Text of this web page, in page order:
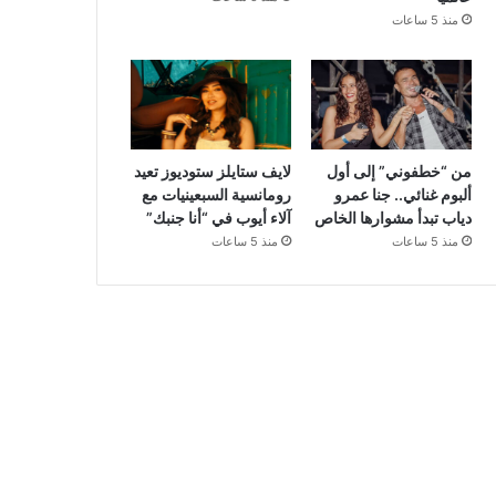
منذ 5 ساعات
من “خطفوني” إلى أول
ألبوم غنائي.. جنا عمرو
دياب تبدأ مشوارها الخاص
منذ 5 ساعات
لايف ستايلز ستوديوز تعيد
رومانسية السبعينيات مع
آلاء أيوب في “أنا جنبك”
منذ 5 ساعات